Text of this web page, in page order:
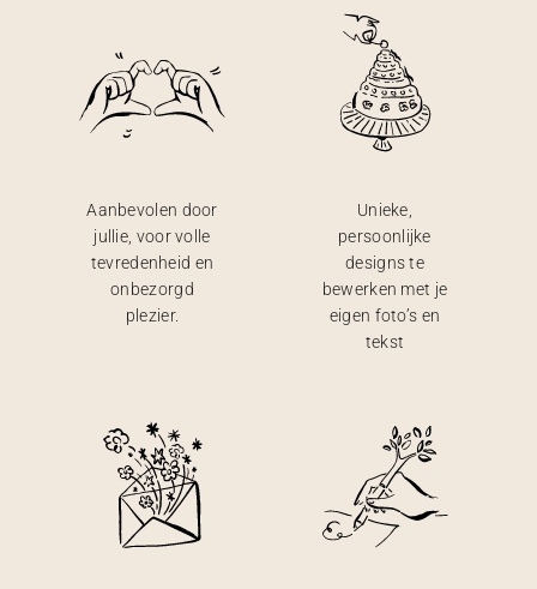
Aanbevolen door
jullie, voor volle
tevredenheid en
onbezorgd
plezier.
Unieke,
persoonlijke
designs te
bewerken met je
eigen foto’s en
tekst